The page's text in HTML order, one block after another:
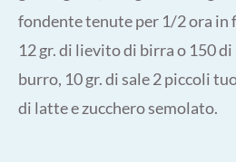
fondente tenute per 1/2 ora in
12 gr. di lievito di birra o 150 di
burro, 10 gr. di sale 2 piccoli
di latte e zucchero semolato.